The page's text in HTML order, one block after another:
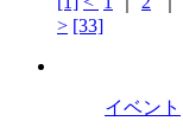
> [33]
イベント